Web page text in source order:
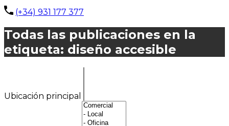
(+34) 931 177 377
Todas las publicaciones en la
etiqueta: diseño accesible
Ubicación principal